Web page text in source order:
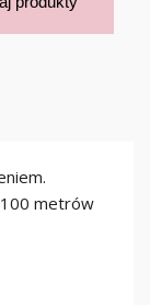
100 metrów